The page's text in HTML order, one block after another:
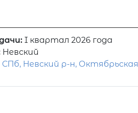
I квартал 2026 года
Невский
СПб, Невский р-н, Октябрьская